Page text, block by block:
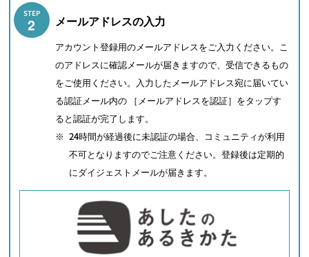
STEP
2 メールアドレスの入力
アカウント登録用のメールアドレスをご入力ください。こ
のアドレスに確認メールが届きますので、受信できるもの
をご使用ください。入力したメールアドレス宛に届いてい
る認証メール内の ［メールアドレスを認証］をタップす
ると認証が完了します。
※ 24時間が経過後に未認証の場合、コミュニティが利用
不可となりますのでご注意ください。登録後は定期的
にダイジェストメールが届きます。